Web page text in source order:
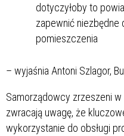
dotyczyłoby to
zapewnić niezbędne
pomieszczenia
– wyjaśnia Antoni Szlagor,
Samorządowcy zrzeszeni w
zwracają uwagę, że
wykorzystanie do obsługi